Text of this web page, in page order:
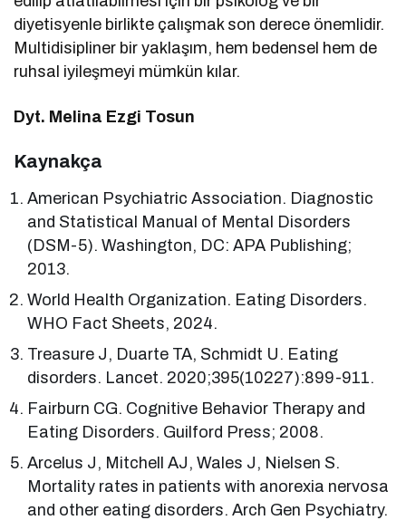
diyetisyenle birlikte çalışmak son derece önemlidir.
Multidisipliner bir yaklaşım, hem bedensel hem de
ruhsal iyileşmeyi mümkün kılar.
Dyt. Melina Ezgi Tosun
Kaynakça
American Psychiatric Association. Diagnostic
and Statistical Manual of Mental Disorders
(DSM-5). Washington, DC: APA Publishing;
2013.
World Health Organization. Eating Disorders.
WHO Fact Sheets, 2024.
Treasure J, Duarte TA, Schmidt U. Eating
disorders. Lancet. 2020;395(10227):899-911.
Fairburn CG. Cognitive Behavior Therapy and
Eating Disorders. Guilford Press; 2008.
Arcelus J, Mitchell AJ, Wales J, Nielsen S.
Mortality rates in patients with anorexia nervosa
and other eating disorders. Arch Gen Psychiatry.